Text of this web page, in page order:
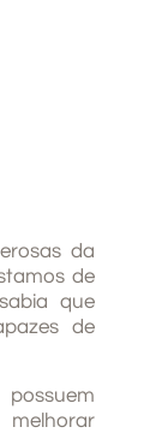
da
de
que
de